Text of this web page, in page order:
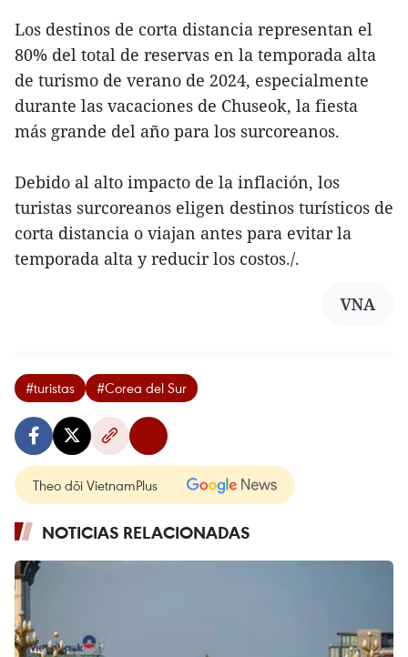
Los destinos de corta distancia representan el
80% del total de reservas en la temporada alta
de turismo de verano de 2024, especialmente
durante las vacaciones de Chuseok, la fiesta
más grande del año para los surcoreanos.
Debido al alto impacto de la inflación, los
turistas surcoreanos eligen destinos turísticos de
corta distancia o viajan antes para evitar la
temporada alta y reducir los costos./.
VNA
#turistas #Corea del Sur
Theo dõi VietnamPlus
NOTICIAS RELACIONADAS